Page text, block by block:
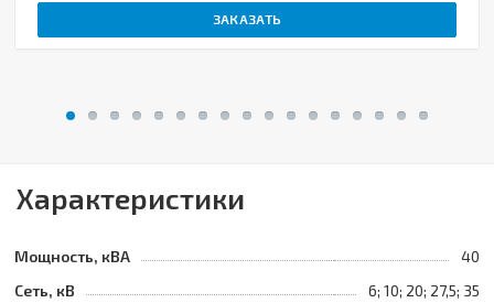
ЗАКАЗАТЬ
Характеристики
Мощность, кВА
40
Сеть, кВ
6; 10; 20; 27,5; 35